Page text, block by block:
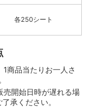
各250シート
商品当たりお一人さ
売開始日時が遅れる場
承ください。